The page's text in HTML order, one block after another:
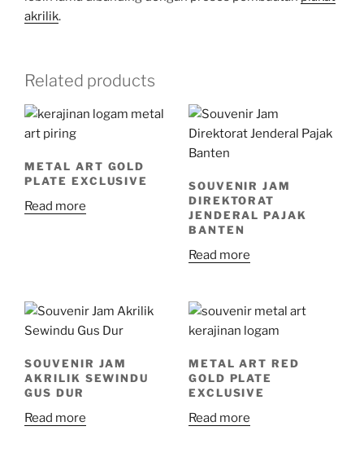
akrilik.
Related products
METAL ART GOLD
PLATE EXCLUSIVE
Read more
SOUVENIR JAM
DIREKTORAT
JENDERAL PAJAK
BANTEN
Read more
SOUVENIR JAM
AKRILIK SEWINDU
GUS DUR
Read more
METAL ART RED
GOLD PLATE
EXCLUSIVE
Read more